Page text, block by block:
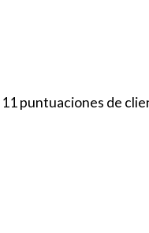
11puntuaciones de